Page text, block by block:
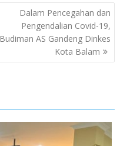
Dalam Pencegahan dan
Pengendalian Covid-19,
Budiman AS Gandeng Dinkes
Kota Balam